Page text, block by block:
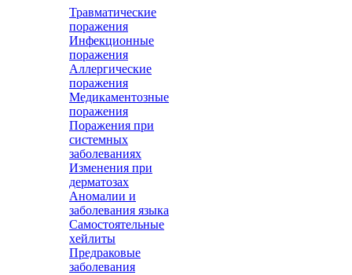
Травматические
поражения
Инфекционные
поражения
Аллергические
поражения
Медикаментозные
поражения
Поражения при
системных
заболеваниях
Изменения при
дерматозах
Аномалии и
заболевания языка
Самостоятельные
хейлиты
Предраковые
заболевания